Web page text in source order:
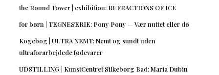
the Round Tower | exhibition: REFRACTIONS OF ICE
for børn | TEGNESERIE: Pony Pony — Vær nuttet eller dø
Kogebog | ULTRA NEMT: Nemt og sundt uden
ultraforarbejdede fødevarer
UDSTILLING | KunstCentret Silkeborg Bad: Maria Dubin